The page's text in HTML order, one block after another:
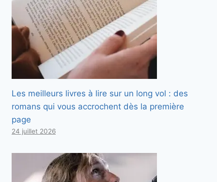
Les meilleurs livres à lire sur un long vol : des
romans qui vous accrochent dès la première
page
24 juillet 2026